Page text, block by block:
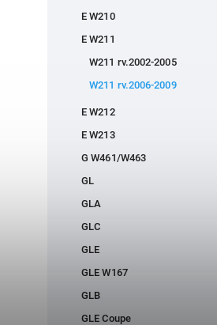
E W210
E W211
W211 rv.2002-2005
W211 rv.2006-2009
E W212
E W213
G W461/W463
GL
GLA
GLC
GLE
GLE W167
GLB
GLE Coupe